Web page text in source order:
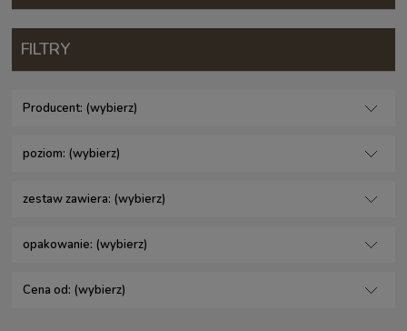
FILTRY
Producent: (wybierz)
poziom: (wybierz)
zestaw zawiera: (wybierz)
opakowanie: (wybierz)
Cena od: (wybierz)